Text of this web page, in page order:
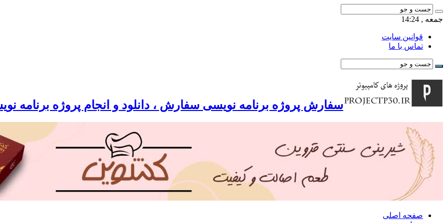
جمعه , 14:24
قوانین سایت
تماس با ما
سفارش پروژه برنامه نویسی سفارش ، دانلود و انجام پروژه برنامه
صفحه اصلی